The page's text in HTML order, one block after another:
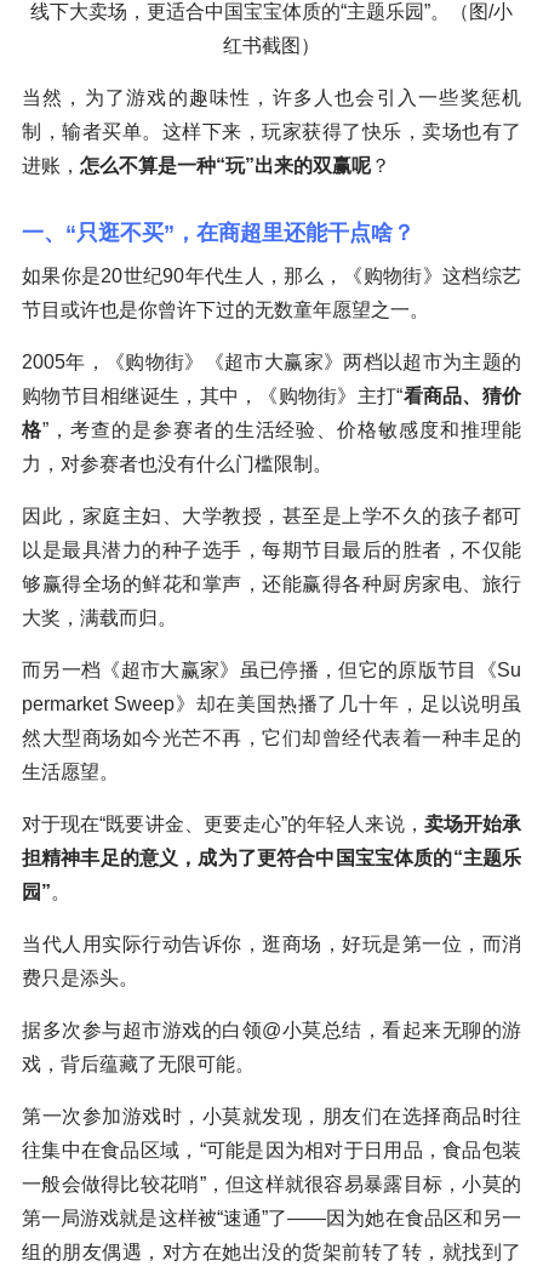
线下大卖场，更适合中国宝宝体质的“主题乐园”。（图/小
红书截图）
当然，为了游戏的趣味性，许多人也会引入一些奖惩机
制，输者买单。这样下来，玩家获得了快乐，卖场也有了
进账， 怎么不算是一种“玩”出来的双赢呢？
一、“只逛不买”，在商超里还能干点啥？
如果你是20世纪90年代生人，那么，《购物街》这档综艺
节目或许也是你曾许下过的无数童年愿望之一。
2005年，《购物街》《超市大赢家》两档以超市为主题的
购物节目相继诞生，其中，《购物街》主打“看商品、猜价
格”，考查的是参赛者的生活经验、价格敏感度和推理能
力，对参赛者也没有什么门槛限制。
因此，家庭主妇、大学教授，甚至是上学不久的孩子都可
以是最具潜力的种子选手，每期节目最后的胜者，不仅能
够赢得全场的鲜花和掌声，还能赢得各种厨房家电、旅行
大奖，满载而归。
而另一档《超市大赢家》虽已停播，但它的原版节目《Su
permarket Sweep》却在美国热播了几十年，足以说明虽
然大型商场如今光芒不再，它们却曾经代表着一种丰足的
生活愿望。
对于现在“既要讲金、更要走心”的年轻人来说， 卖场开始承
担精神丰足的意义，成为了更符合中国宝宝体质的“主题乐
园”。
当代人用实际行动告诉你，逛商场，好玩是第一位，而消
费只是添头。
据多次参与超市游戏的白领@小莫总结，看起来无聊的游
戏，背后蕴藏了无限可能。
第一次参加游戏时，小莫就发现，朋友们在选择商品时往
往集中在食品区域，“可能是因为相对于日用品，食品包装
一般会做得比较花哨”，但这样就很容易暴露目标，小莫的
第一局游戏就是这样被“速通”了——因为她在食品区和另一
组的朋友偶遇，对方在她出没的货架前转了转，就找到了